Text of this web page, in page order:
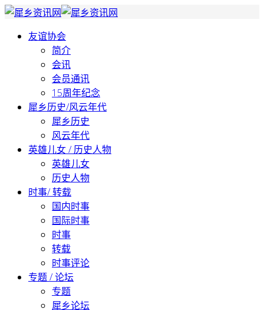
友谊协会
简介
会讯
会员通讯
15周年纪念
犀乡历史/风云年代
犀乡历史
风云年代
英雄儿女 / 历史人物
英雄儿女
历史人物
时事/ 转载
国内时事
国际时事
时事
转载
时事评论
专题 / 论坛
专题
犀乡论坛